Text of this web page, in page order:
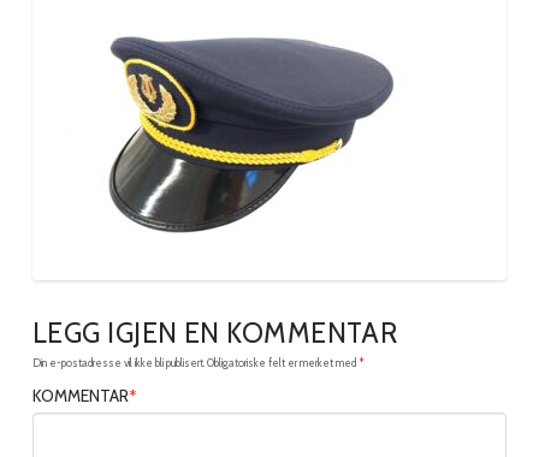
LEGG IGJEN EN KOMMENTAR
Din e-postadresse vil ikke bli publisert. Obligatoriske felt er merket med *
KOMMENTAR*